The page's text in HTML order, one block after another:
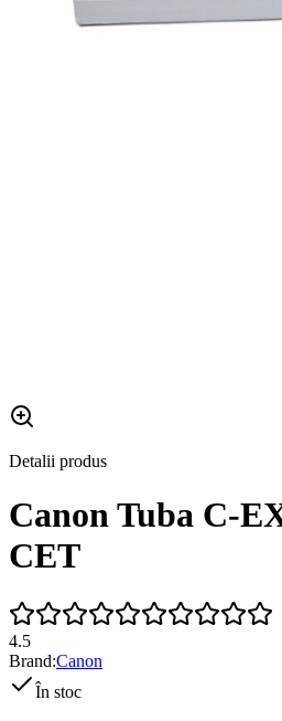
Detalii produs
Canon Tuba C-
CET
4.5
Brand:Canon
În stoc